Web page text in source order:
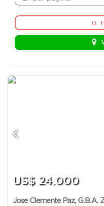
0
US$ 24.000
Jose Clemente Paz, G.B.A.